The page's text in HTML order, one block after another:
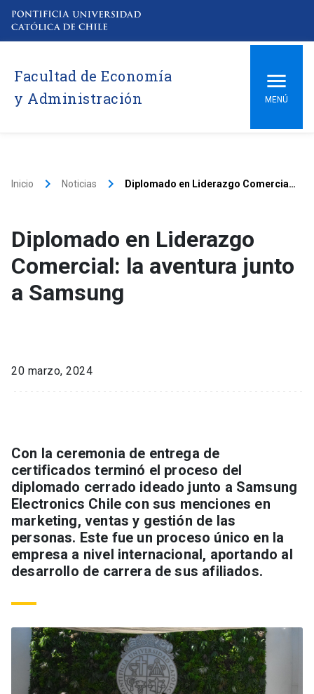
Facultad de Economía
y Administración
MENÚ
Inicio keyboard_arrow_right Noticias keyboard_arrow_right Diplomado en Liderazgo Comercial: la aventura junto a Samsung
Diplomado en Liderazgo
Comercial: la aventura junto
a Samsung
20 marzo, 2024
Con la ceremonia de entrega de
certificados terminó el proceso del
diplomado cerrado ideado junto a Samsung
Electronics Chile con sus menciones en
marketing, ventas y gestión de las
personas. Este fue un proceso único en la
empresa a nivel internacional, aportando al
desarrollo de carrera de sus afiliados.